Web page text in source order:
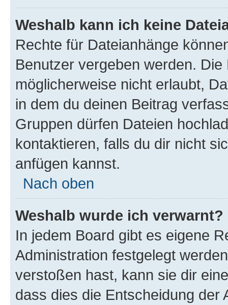
Weshalb kann ich keine
Rechte für Dateianhänge
Benutzer vergeben werden.
möglicherweise nicht erlaubt,
in dem du deinen Beitrag
Gruppen dürfen Dateien
kontaktieren, falls du dir nicht
anfügen kannst.
Nach oben
Weshalb wurde ich verwarnt?
In jedem Board gibt es eigene
Administration festgelegt
verstoßen hast, kann sie dir
dass dies die Entscheidung der